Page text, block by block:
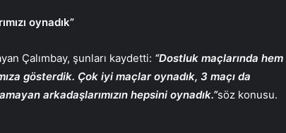
oynadık”
Çalımbay, şunları kaydetti: “Dostluk maçlarında hem
gösterdik. Çok iyi maçlar oynadık, 3 maçı da
arkadaşlarımızın hepsini oynadık.”söz konusu.